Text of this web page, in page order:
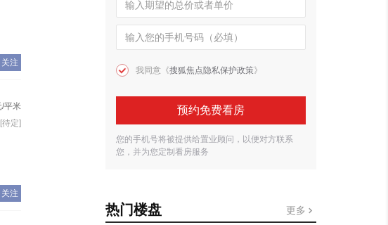
关注
/平米
[待定]
关注
我同意《搜狐焦点隐私保护政策》
预约免费看房
您的手机号将被提供给置业顾问，以便对方联系
您，并为您定制看房服务
热门楼盘 更多